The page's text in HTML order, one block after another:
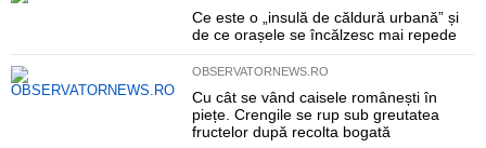
Ce este o „insulă de căldură urbană” și
de ce orașele se încălzesc mai repede
OBSERVATORNEWS.RO
Cu cât se vând caisele românești în
piețe. Crengile se rup sub greutatea
fructelor după recolta bogată